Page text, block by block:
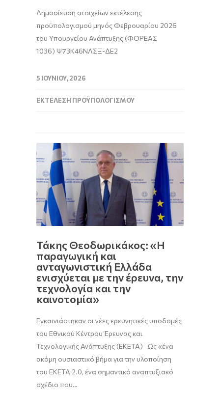
Δημοσίευση στοιχείων εκτέλεσης
προϋπολογισμού μηνός Φεβρουαρίου 2026
του Υπουργείου Ανάπτυξης (ΦΟΡΕΑΣ
1036) Ψ73Κ46ΝΛΣΞ-ΔΕ2
5 ΙΟΥΝΊΟΥ, 2026
ΕΚΤΈΛΕΣΗ ΠΡΟΫΠΟΛΟΓΙΣΜΟΎ
Τάκης Θεοδωρικάκος: «Η
παραγωγική και
ανταγωνιστική Ελλάδα
ενισχύεται με την έρευνα, την
τεχνολογία και την
καινοτομία»
Εγκαινιάστηκαν οι νέες ερευνητικές υποδομές
του Εθνικού Κέντρου Έρευνας και
Τεχνολογικής Ανάπτυξης (ΕΚΕΤΑ) Ως «ένα
ακόμη ουσιαστικό βήμα για την υλοποίηση
του ΕΚΕΤΑ 2.0, ένα σημαντικό αναπτυξιακό
σχέδιο που…